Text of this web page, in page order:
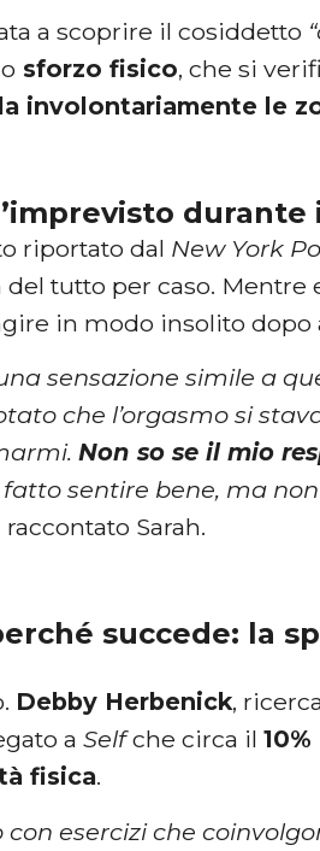
a scoprire il cosiddetto
sforzo fisico, che si
involontariamente le
riportato dal New York
tutto per caso. Mentre
in modo insolito dopo
sensazione simile a
che l’orgasmo si
Non so se il mio
sentire bene, ma
raccontato Sarah.
succede: la
Debby Herbenick,
aSelfche circa il
fisica.
con esercizi che